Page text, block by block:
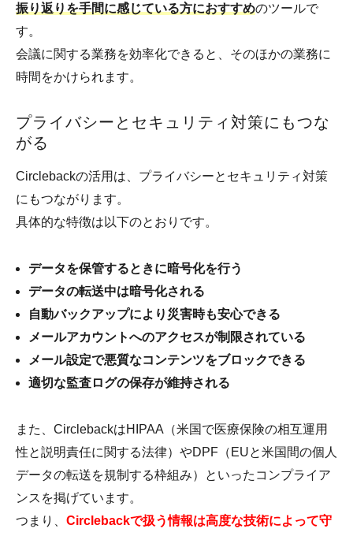
振り返りを手間に感じている方におすすめのツールで
す。
会議に関する業務を効率化できると、そのほかの業務に
時間をかけられます。
プライバシーとセキュリティ対策にもつな
がる
Circlebackの活用は、プライバシーとセキュリティ対策
にもつながります。
具体的な特徴は以下のとおりです。
データを保管するときに暗号化を行う
データの転送中は暗号化される
自動バックアップにより災害時も安心できる
メールアカウントへのアクセスが制限されている
メール設定で悪質なコンテンツをブロックできる
適切な監査ログの保存が維持される
また、CirclebackはHIPAA（米国で医療保険の相互運用
性と説明責任に関する法律）やDPF（EUと米国間の個人
データの転送を規制する枠組み）といったコンプライア
ンスを掲げています。
つまり、 Circlebackで扱う情報は高度な技術によって守